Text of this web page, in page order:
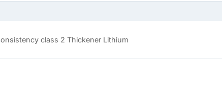
class 2 Thickener Lithium